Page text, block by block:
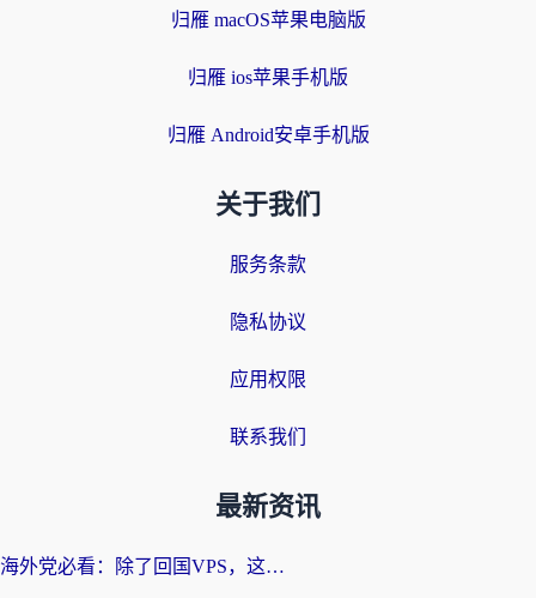
归雁 macOS苹果电脑版
归雁 ios苹果手机版
归雁 Android安卓手机版
关于我们
服务条款
隐私协议
应用权限
联系我们
最新资讯
海外党必看：除了回国VPS，这样选加速器也能无缝刷国内资源？